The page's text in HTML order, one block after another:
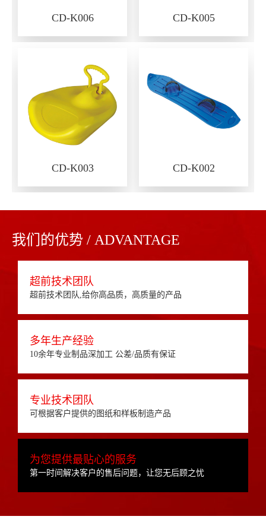
CD-K006 CD-K005
CD-K003 CD-K002
我们的优势 / ADVANTAGE
超前技术团队
超前技术团队,给你高品质，高质量的产品
多年生产经验
10余年专业制品深加工 公差/品质有保证
专业技术团队
可根据客户提供的图纸和样板制造产品
为您提供最贴心的服务
第一时间解决客户的售后问题，让您无后顾之忧